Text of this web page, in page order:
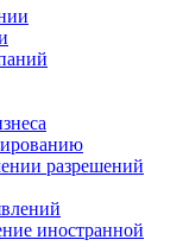
разрешений
иностранной